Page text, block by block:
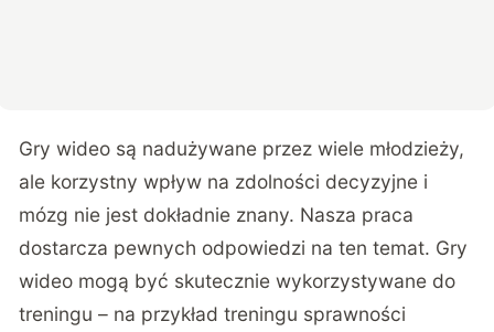
Gry wideo są nadużywane przez wiele młodzieży,
ale korzystny wpływ na zdolności decyzyjne i
mózg nie jest dokładnie znany. Nasza praca
dostarcza pewnych odpowiedzi na ten temat. Gry
wideo mogą być skutecznie wykorzystywane do
treningu – na przykład treningu sprawności